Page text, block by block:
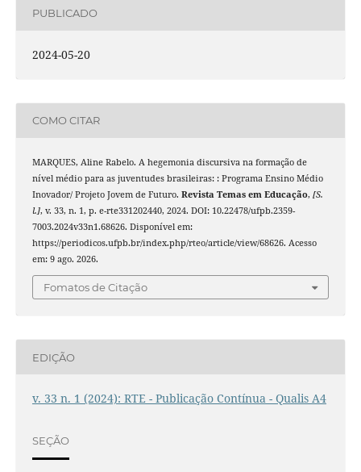
PUBLICADO
2024-05-20
COMO CITAR
MARQUES, Aline Rabelo. A hegemonia discursiva na formação de
nível médio para as juventudes brasileiras: : Programa Ensino Médio
Inovador/ Projeto Jovem de Futuro. Revista Temas em Educação, [S.
l.], v. 33, n. 1, p. e-rte331202440, 2024. DOI: 10.22478/ufpb.2359-
7003.2024v33n1.68626. Disponível em:
https://periodicos.ufpb.br/index.php/rteo/article/view/68626. Acesso
em: 9 ago. 2026.
Fomatos de Citação
EDIÇÃO
v. 33 n. 1 (2024): RTE - Publicação Contínua - Qualis A4
SEÇÃO